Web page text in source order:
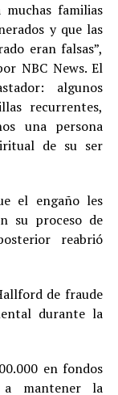
familias
y que las
eran falsas”,
NBC News. El
algunos
recurrentes,
una persona
de su ser
el engaño les
su proceso de
reabrió
de fraude
durante la
en fondos
a mantener la